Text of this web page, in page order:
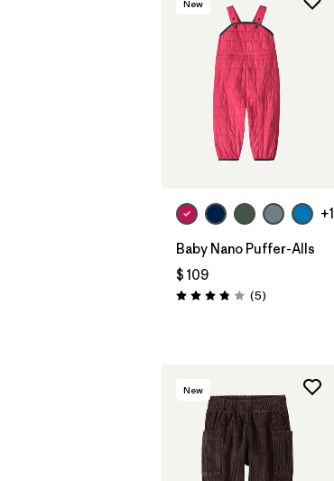
New
+1
Baby Nano Puffer-Alls
$ 109
Valoración: 3.8 / 5
(5Comentarios
)
New